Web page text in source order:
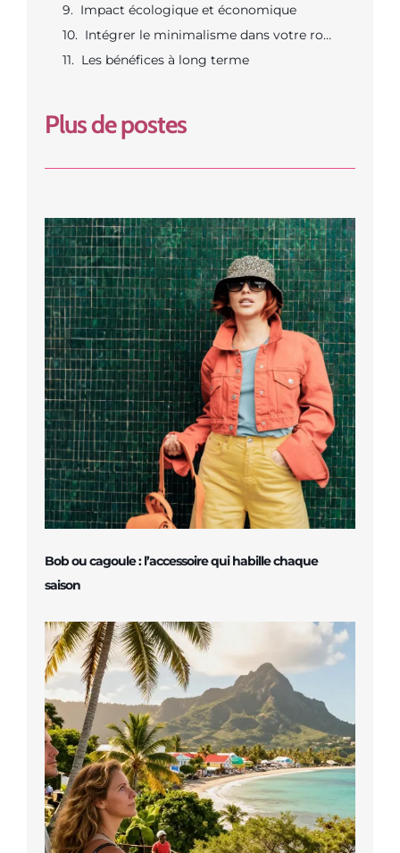
Impact écologique et économique
Intégrer le minimalisme dans votre routine beauté
Les bénéfices à long terme
Plus de postes
Bob ou cagoule : l’accessoire qui habille chaque
saison